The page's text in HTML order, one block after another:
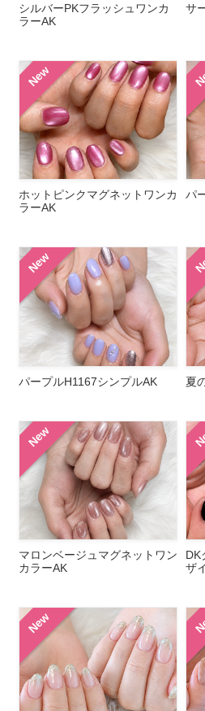
シルバーPKフラッシュワンカ
ラーAK
サ
New
ホットピンクマグネットワンカ
ラーAK
パ
New
パープルH1167シンプルAK 夏
New
マロンベージュマグネットワン
カラーAK
DK
ザ
New